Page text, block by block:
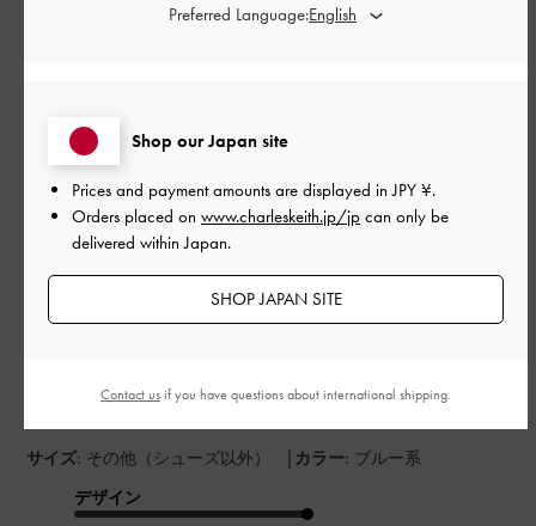
バレない！
このパスポートケースを一目惚れして買いました。ぱっと見手
帳カバーに見えるので全然パスポートケースに見えません。パ
スポートケースをどこで探してもなかなかなくて困っていまし
ックの中に小銭が入るし、ちゃんと開いて取り出しやすいので
サイズ: その他（シューズ以外） | カラー: ブルー系
デザイン
Shop our Japan site
Prices and payment amounts are displayed inJPY ¥.
Orders placed on www.charleskeith.jp/jp can only be
delivered within Japan.
SHOP JAPAN SITE
Preferred Language:
Contact usif you have questions about international shipping.